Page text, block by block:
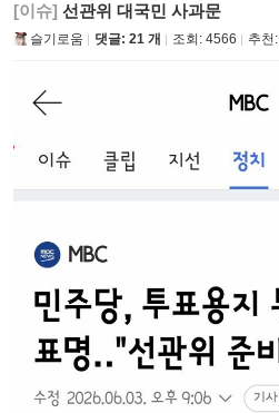
[이슈] 선관위 대국민 사과문
슬기로움 댓글: 21 개 조회: 4566 추천: